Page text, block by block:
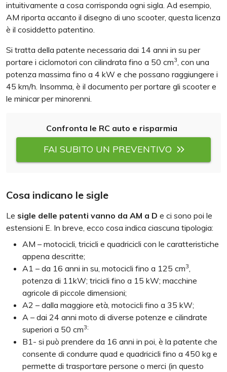
intuitivamente a cosa corrisponda ogni sigla. Ad esempio,
AM riporta accanto il disegno di uno scooter, questa licenza
è il cosiddetto patentino.
Si tratta della patente necessaria dai 14 anni in su per
portare i ciclomotori con cilindrata fino a 50 cm3, con una
potenza massima fino a 4 kW e che possano raggiungere i
45 km/h. Insomma, è il documento per portare gli scooter e
le minicar per minorenni.
Confronta le RC auto e risparmia
FAI SUBITO UN PREVENTIVO
Cosa indicano le sigle
Le sigle delle patenti vanno da AM a D e ci sono poi le
estensioni E. In breve, ecco cosa indica ciascuna tipologia:
AM – motocicli, tricicli e quadricicli con le caratteristiche
appena descritte;
A1 – da 16 anni in su, motocicli fino a 125 cm3
potenza di 11kW; tricicli fino a 15 kW; macchine
agricole di piccole dimensioni;
A2 – dalla maggiore età, motocicli fino a 35 kW;
A – dai 24 anni moto di diverse potenze e cilindrate
superiori a 50 cm3;
B1- si può prendere da 16 anni in poi, è la patente che
consente di condurre quad e quadricicli fino a 450 kg e
permette di trasportare persone o merci (in questo